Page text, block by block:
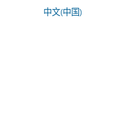
中文(中国)